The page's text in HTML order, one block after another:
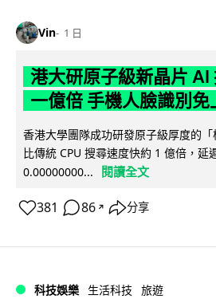
Vin 1 日
港大研原子級新晶片 AI
一億倍 手機人臉識別免
香港大學團隊成功研發原子級厚度的「
比傳統 CPU 搜尋速度快約 1 億倍，延
0.00000000...
閱讀全文
381 86 ↗ 分享
科技娛樂 生活科技 旅遊